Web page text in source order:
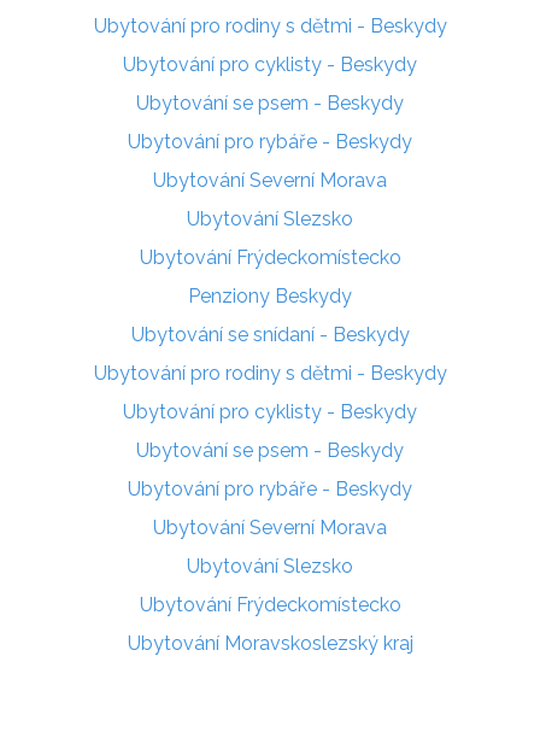
Ubytování pro rodiny s dětmi - Beskydy
Ubytování pro cyklisty - Beskydy
Ubytování se psem - Beskydy
Ubytování pro rybáře - Beskydy
Ubytování Severní Morava
Ubytování Slezsko
Ubytování Frýdeckomístecko
Penziony Beskydy
Ubytování se snídaní - Beskydy
Ubytování pro rodiny s dětmi - Beskydy
Ubytování pro cyklisty - Beskydy
Ubytování se psem - Beskydy
Ubytování pro rybáře - Beskydy
Ubytování Severní Morava
Ubytování Slezsko
Ubytování Frýdeckomístecko
Ubytování Moravskoslezský kraj